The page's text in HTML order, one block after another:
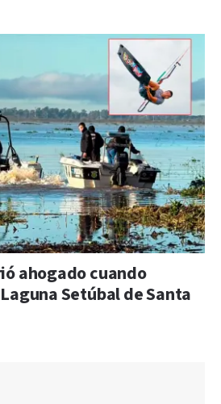
ahogado cuando
Setúbal de Santa